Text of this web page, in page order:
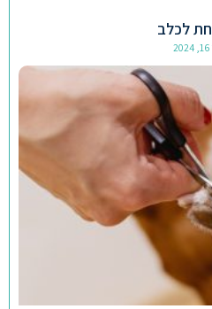
לכלב